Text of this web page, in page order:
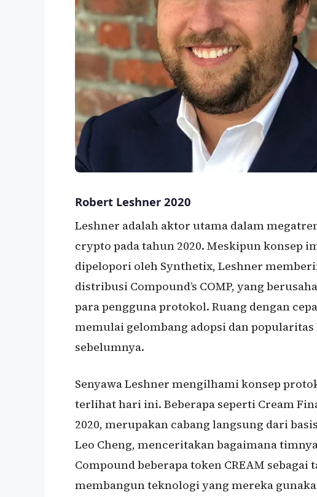
Robert Leshner 2020
Leshner adalah aktor utama dalam
crypto pada tahun 2020. Meskipun konsep
dipelopori oleh Synthetix, Leshner
distribusi Compound’s COMP, yang
para pengguna protokol. Ruang dengan
memulai gelombang adopsi dan
sebelumnya.
Senyawa Leshner mengilhami konsep
terlihat hari ini. Beberapa seperti Cream
2020, merupakan cabang langsung dari
Leo Cheng, menceritakan bagaimana
Compound beberapa token CREAM
membangun teknologi yang mereka